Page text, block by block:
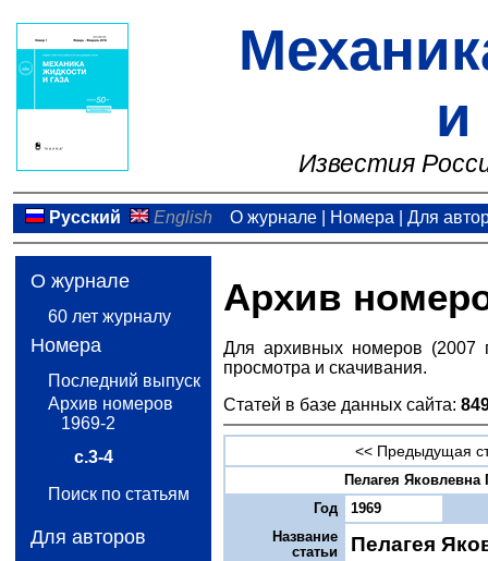
и
Известия
Русский English О журнале| Номера Для
О журнале
60 лет журналу
Номера
Последний выпуск
Архив номеров
1969-2
с.3-4
Поиск по статьям
Для авторов
Архив
Для архивных номеров (2007
просмотра и скачивания.
Статей в базе данных сайта:
<< Предыдущая
Пелагея
Год
1969
Название
статьи
Пелагея